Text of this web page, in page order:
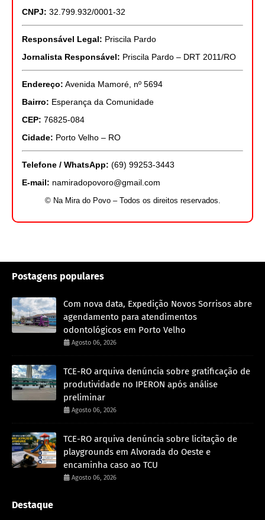
CNPJ: 32.799.932/0001-32
Responsável Legal: Priscila Pardo
Jornalista Responsável: Priscila Pardo – DRT 2011/RO
Endereço: Avenida Mamoré, nº 5694
Bairro: Esperança da Comunidade
CEP: 76825-084
Cidade: Porto Velho – RO
Telefone / WhatsApp: (69) 99253-3443
E-mail: namiradopovoro@gmail.com
© Na Mira do Povo – Todos os direitos reservados.
Postagens populares
Com nova data, Expedição Novos Sorrisos abre
agendamento para atendimentos
odontológicos em Porto Velho
Agosto 06, 2026
TCE-RO arquiva denúncia sobre gratificação de
produtividade no IPERON após análise
preliminar
Agosto 06, 2026
TCE-RO arquiva denúncia sobre licitação de
playgrounds em Alvorada do Oeste e
encaminha caso ao TCU
Agosto 06, 2026
Destaque